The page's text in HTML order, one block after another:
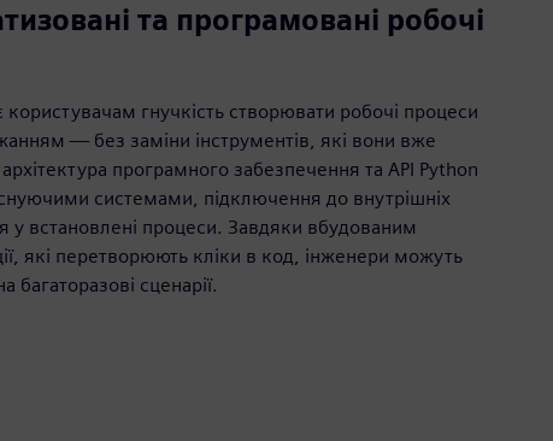
та програмовані робочі
гнучкість створювати робочі процеси
— без заміни інструментів, які вони вже
програмного забезпечення та API Python
системами, підключення до внутрішніх
у встановлені процеси. Завдяки вбудованим
які перетворюють кліки в код, інженери можуть
сценарії.